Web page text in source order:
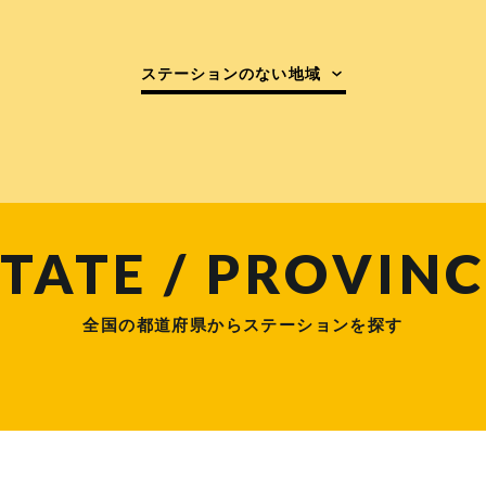
ステーションのない地域
/
全国の都道府県からステーションを探す